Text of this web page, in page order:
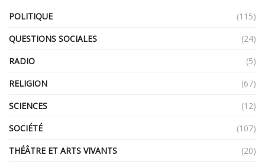
POLITIQUE
(115)
QUESTIONS SOCIALES
(24)
RADIO
(5)
RELIGION
(67)
SCIENCES
(12)
SOCIÉTÉ
(107)
THÉÂTRE ET ARTS VIVANTS
(20)